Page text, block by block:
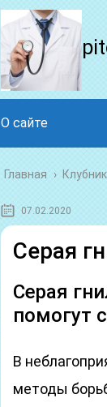
О сайте
Главная ›
07.02.2020
Серая
Серая
помогут
В
методы